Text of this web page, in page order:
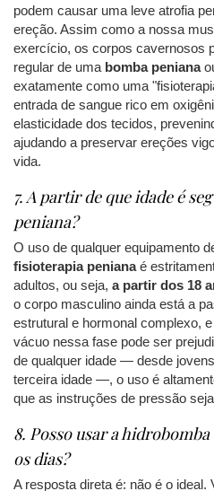
podem causar uma leve atrofia
ereção. Assim como a nossa
exercício, os corpos cavernosos
regular de uma bomba peniana
exatamente como uma
entrada de sangue rico em
elasticidade dos tecidos,
ajudando a preservar ereções
vida.
7. A partir de que idade é
peniana?
O uso de qualquer equipamento
fisioterapia penianaé
adultos, ou seja, a partir dos 18
o corpo masculino ainda está a
estrutural e hormonal complexo,
vácuo nessa fase pode ser
de qualquer idade — desde
terceira idade —, o uso é
que as instruções de pressão
8. Posso usar a
os dias?
A resposta direta é: não é o ideal.